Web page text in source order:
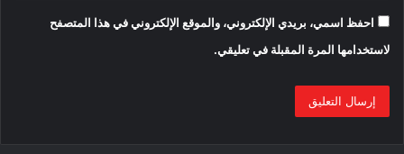
المصدر
احفظ اسمي، بريدي الإلكتروني، والموقع الإلكتروني في هذا المتصفح
لاستخدامها المرة المقبلة في تعليقي.